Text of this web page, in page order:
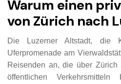
Warum einen
von Zürich nach
Die Luzerner Altstadt, die
Uferpromenade am
Reisenden an, die über
öffentlichen